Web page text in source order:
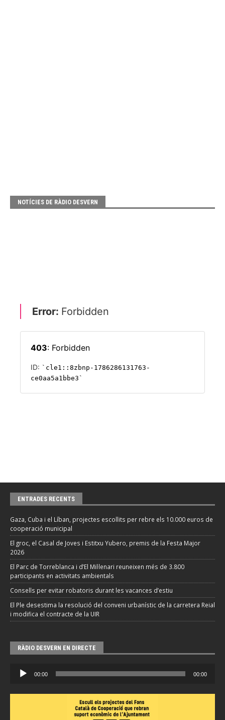
NOTÍCIES DE RÀDIO DESVERN
ENTRADES RECENTS
Gaza, Cuba i el Líban, projectes escollits per rebre els 10.000 euros de
cooperació municipal
El groc, el Casal de Joves i Estitxu Yubero, premis de la Festa Major
2026
El Parc de Torreblanca i d’El Mil·lenari reuneixen més de 3.800
participants en activitats ambientals
Consells per evitar robatoris durant les vacances d’estiu
El Ple desestima la resolució del conveni urbanístic de la carretera Reial
i modifica el contracte de la UIR
RÀDIO DESVERN EN DIRECTE
Reproductor
d'àudio
00:00 00:00